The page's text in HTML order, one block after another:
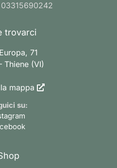
03315690242
trovarci
71
Thiene (VI)
mappa
su: